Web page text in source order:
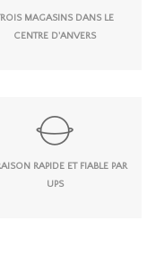
MAGASINS DANS LE
CENTRE D'ANVERS
RAPIDE ET FIABLE PAR
UPS